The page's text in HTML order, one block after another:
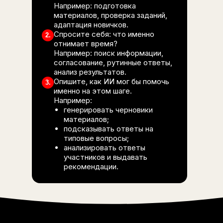
важны скорость подготовки материалов и
времени на ключевые задачи. После
формата руководителю в среднем
минут на прохождение курса и еще примерно
практику. Раньше на тот же объём уходило
часов мастер-класса и еще примерно 45
теории.
РИСКИ И
ВНЕДРЕНИИ ИИ
В КОРПОРАТИВНОМ
ОБУЧЕНИИ
Например: подготовка
материалов, проверка заданий,
адаптация новичков.
2. Спросите себя: что именно
отнимает время?
Например: поиск информации,
согласование, рутинные ответы,
анализ результатов.
3. Опишите, как ИИ мог бы помочь
именно на этом шаге.
Например:
генерировать черновики
материалов;
подсказывать ответы на
типовые вопросы;
анализировать ответы
участников и выдавать
рекомендации.
Подкаст «Обучение — что
дальше»
СЛУШАТЬ
ПОДКАСТ